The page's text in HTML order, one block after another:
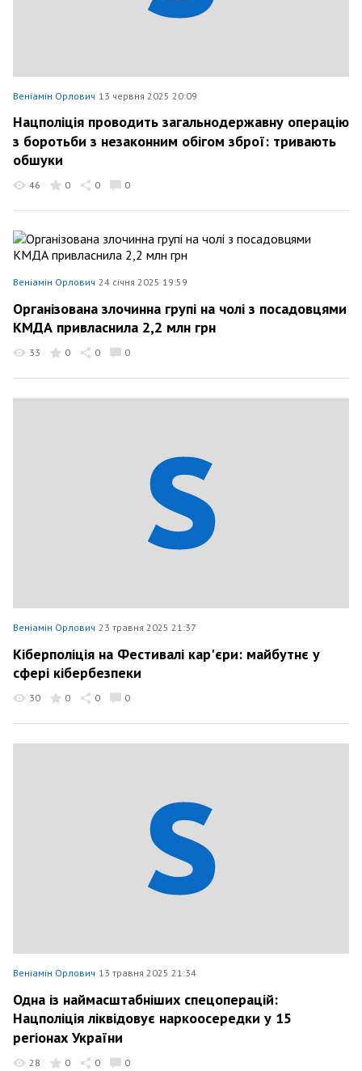
Веніамін Орлович 13 червня 2025 20:09
Нацполіція проводить загальнодержавну операцію
з боротьби з незаконним обігом зброї: тривають
обшуки
46 0 0 0
Веніамін Орлович 24 січня 2025 19:59
Організована злочинна групі на чолі з посадовцями
КМДА привласнила 2,2 млн грн
33 0 0 0
Веніамін Орлович 23 травня 2025 21:37
Кіберполіція на Фестивалі кар'єри: майбутнє у
сфері кібербезпеки
30 0 0 0
Веніамін Орлович 13 травня 2025 21:34
Одна із наймасштабніших спецоперацій:
Нацполіція ліквідовує наркоосередки у 15
регіонах України
28 0 0 0